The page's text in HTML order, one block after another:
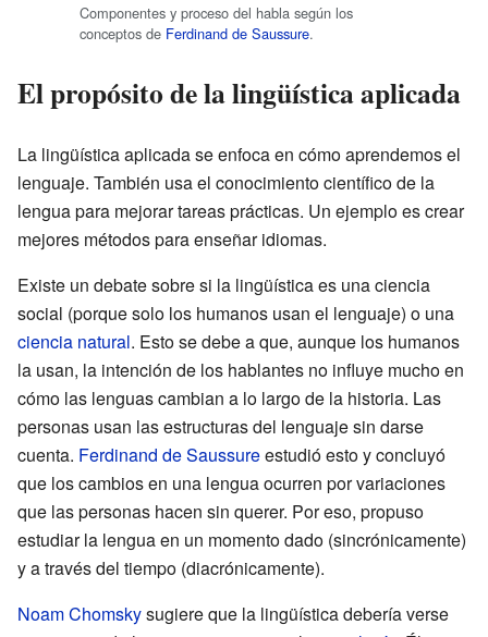
Componentes y proceso del habla según los
conceptos de Ferdinand de Saussure.
El propósito de la lingüística aplicada
La lingüística aplicada se enfoca en cómo aprendemos el
lenguaje. También usa el conocimiento científico de la
lengua para mejorar tareas prácticas. Un ejemplo es crear
mejores métodos para enseñar idiomas.
Existe un debate sobre si la lingüística es una ciencia
social (porque solo los humanos usan el lenguaje) o una
ciencia natural. Esto se debe a que, aunque los humanos
la usan, la intención de los hablantes no influye mucho en
cómo las lenguas cambian a lo largo de la historia. Las
personas usan las estructuras del lenguaje sin darse
cuenta. Ferdinand de Saussureestudió esto y concluyó
que los cambios en una lengua ocurren por variaciones
que las personas hacen sin querer. Por eso, propuso
estudiar la lengua en un momento dado (sincrónicamente)
y a través del tiempo (diacrónicamente).
Noam Chomskysugiere que la lingüística debería verse